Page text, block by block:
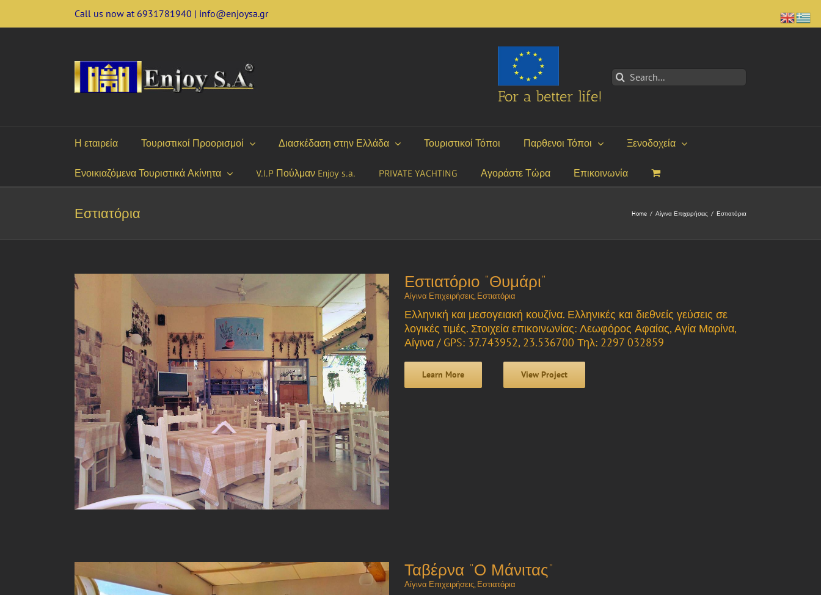
Call us now at 6931781940 | info@enjoysa.gr
For a better life!
Search
for:
Η εταιρεία Τουριστικοί Προορισμοί Διασκέδαση στην Ελλάδα Τουριστικοί Τόποι Παρθενοι Τόποι Ξενοδοχεία
Ενοικιαζόμενα Τουριστικά Ακίνητα V.I.P Πούλμαν Enjoy s.a. PRIVATE YACHTING Αγοράστε Τώρα Επικοινωνία
Εστιατόρια Home / Αίγινα Επιχειρήσεις / Εστιατόρια
Εστιατόριο “Θυμάρι”
Αίγινα Επιχειρήσεις, Εστιατόρια
Ελληνική και μεσογειακή κουζίνα. Ελληνικές και διεθνείς γεύσεις σε
λογικές τιμές. Στοιχεία επικοινωνίας: Λεωφόρος Αφαίας, Αγία Μαρίνα,
Αίγινα / GPS: 37.743952, 23.536700 Τηλ: 2297 032859
Learn More View Project
Ταβέρνα “Ο Μάνιτας”
Αίγινα Επιχειρήσεις, Εστιατόρια